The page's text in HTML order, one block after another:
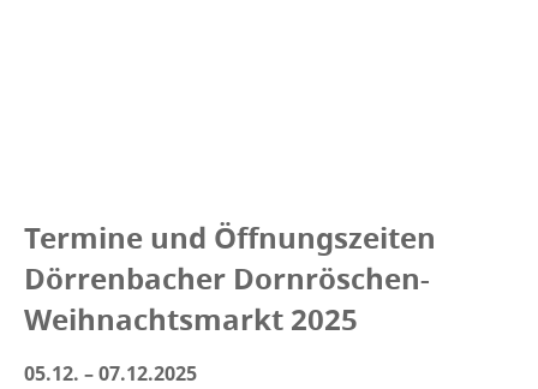
Termine und Öffnungszeiten
Dörrenbacher Dornröschen-
Weihnachtsmarkt 2025
05.12. – 07.12.2025